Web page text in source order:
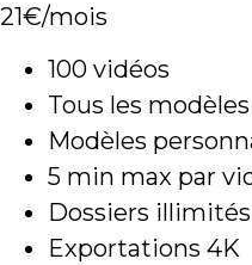
21€/mois
100 vidéos
Tous les
Modèles
5 min max par
Dossiers illimités
Exportations 4K